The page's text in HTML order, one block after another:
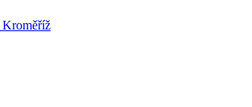
Kroměříž